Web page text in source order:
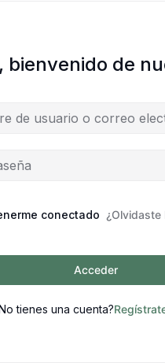
bienvenido de
conectado ¿Olvidaste
Acceder
tienes una cuenta?